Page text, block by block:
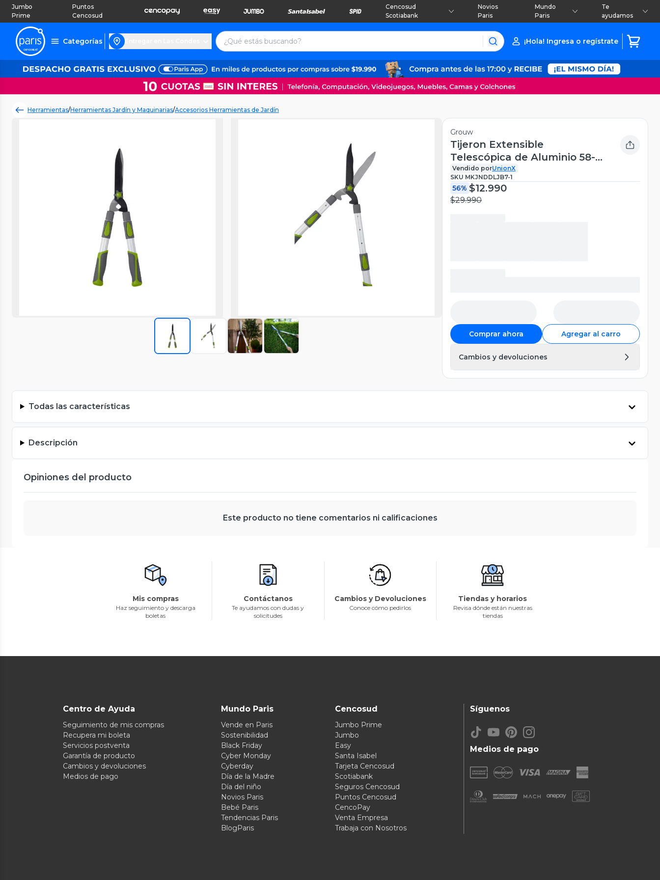
Jumbo
Prime
Puntos
Cencosud
Cencosud
Scotiabank
Novios
Paris
Mundo
Paris
Te
ayudamos
Categorías ¡Hola! Ingresa o regístrate
Herramientas/Herramientas Jardín y Maquinarias/Accesorios Herramientas de Jardín
Grouw
Tijeron Extensible
Telescópica de Aluminio 58-
78 Cm Grouw
Vendido porUnionX
SKU MKJNDDLJB7-1
56% $12.990
$29.990
Comprar ahora Agregar al carro
Cambios y devoluciones
Todas las características
Descripción
Opiniones del producto
Este producto no tiene comentarios ni calificaciones
Mis compras
Haz seguimiento y descarga
boletas
Contáctanos
Te ayudamos con dudas y
solicitudes
Cambios y Devoluciones
Conoce cómo pedirlos
Tiendas y horarios
Revisa dónde están nuestras
tiendas
Centro de Ayuda
Seguimiento de mis compras
Recupera mi boleta
Servicios postventa
Garantía de producto
Cambios y devoluciones
Medios de pago
Mundo Paris
Vende en Paris
Sostenibilidad
Black Friday
Cyber Monday
Cyberday
Día de la Madre
Día del niño
Novios Paris
Bebé Paris
Tendencias Paris
BlogParis
Cencosud
Jumbo Prime
Jumbo
Easy
Santa Isabel
Tarjeta Cencosud
Scotiabank
Seguros Cencosud
Puntos Cencosud
CencoPay
Venta Empresa
Trabaja con Nosotros
Medios de pago
Síguenos